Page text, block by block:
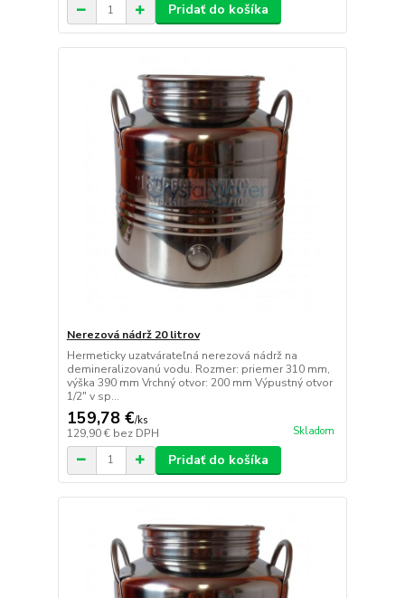
Pridať do košíka
Nerezová nádrž 20 litrov
Hermeticky uzatvárateľná nerezová nádrž na
demineralizovanú vodu. Rozmer: priemer 310 mm,
výška 390 mm Vrchný otvor: 200 mm Výpustný otvor
1/2" v sp...
159,78 €/ks
129,90 € bez DPH Skladom
Pridať do košíka